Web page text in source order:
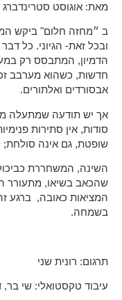
מאת: אוגוסט סטרינדברג
ב ״מחזה חלום" ביקש
ובכל זאת- הגיוני. כל
הדמיון, המתבסס רק
חדשות, כשהוא מערבב
אבסורדים ואלתורים.
אך יש תודעה שמתעלה
סודות, אין סתירות
שופטת, גם אינה
השינה, המשחררת
שהכאב בשיאו, מתעורר
המציאות כאובה, ברגע
בשמחה.
תרגום: רונית שני
עיבוד טקסטואלי: שי בר,